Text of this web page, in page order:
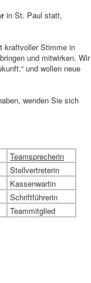
in St. Paul statt,
kraftvoller Stimme in
und mitwirken. Wir
und wollen neue
wenden Sie sich
Teamsprecherin
Stellvertreterin
Kassenwartin
Schriftführerin
Teammitglied